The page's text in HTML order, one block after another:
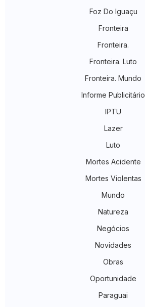
Foz Do Iguaçu
Fronteira
Fronteira.
Fronteira. Luto
Fronteira. Mundo
Informe Publicitário
IPTU
Lazer
Luto
Mortes Acidente
Mortes Violentas
Mundo
Natureza
Negócios
Novidades
Obras
Oportunidade
Paraguai